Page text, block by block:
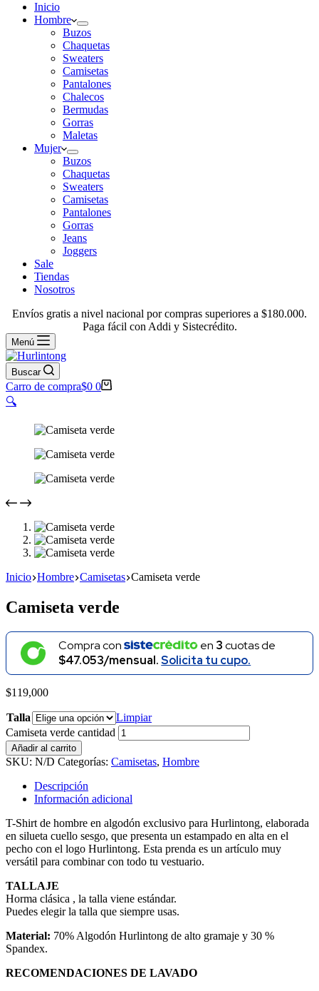
Inicio
Hombre
Buzos
Chaquetas
Sweaters
Camisetas
Pantalones
Chalecos
Bermudas
Gorras
Maletas
Mujer
Buzos
Chaquetas
Sweaters
Camisetas
Pantalones
Gorras
Jeans
Joggers
Sale
Tiendas
Nosotros
Envíos gratis a nivel nacional por compras superiores a $180.000.
Paga fácil con Addi y Sistecrédito.
Menú
Buscar
Carro de compra$0 0
🔍
Inicio Hombre Camisetas Camiseta verde
Camiseta verde
Compra con en 3cuotas de
$47.053/mensual.Solicita tu cupo.
$119,000
Talla
Limpiar
Camiseta verde cantidad
Añadir al carrito
SKU: N/D Categorías: Camisetas, Hombre
Descripción
Información adicional
T-Shirt de hombre en algodón exclusivo para Hurlintong, elaborada
en silueta cuello sesgo, que presenta un estampado en alta en el
pecho con el logo Hurlintong. Esta prenda es un artículo muy
versátil para combinar con todo tu vestuario.
TALLAJE
Horma clásica , la talla viene estándar.
Puedes elegir la talla que siempre usas.
Material: 70% Algodón Hurlintong de alto gramaje y 30 %
Spandex.
RECOMENDACIONES DE LAVADO